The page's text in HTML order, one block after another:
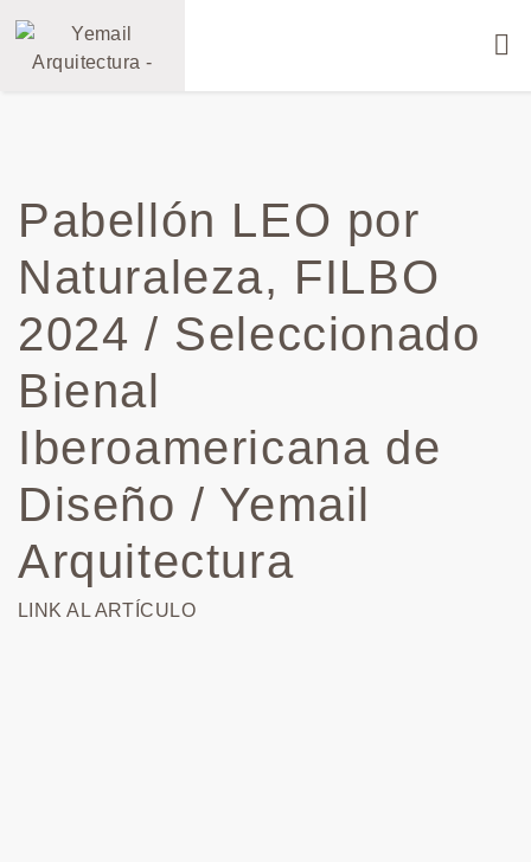
Pabellón LEO por
Naturaleza, FILBO
2024 / Seleccionado
Bienal
Iberoamericana de
Diseño / Yemail
Arquitectura
LINK AL ARTÍCULO